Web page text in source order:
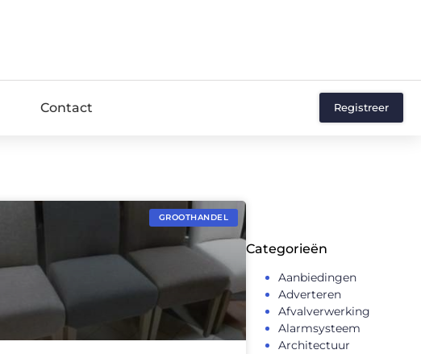
Contact Registreer
GROOTHANDEL
Categorieën
Aanbiedingen
Adverteren
Afvalverwerking
Alarmsysteem
Architectuur